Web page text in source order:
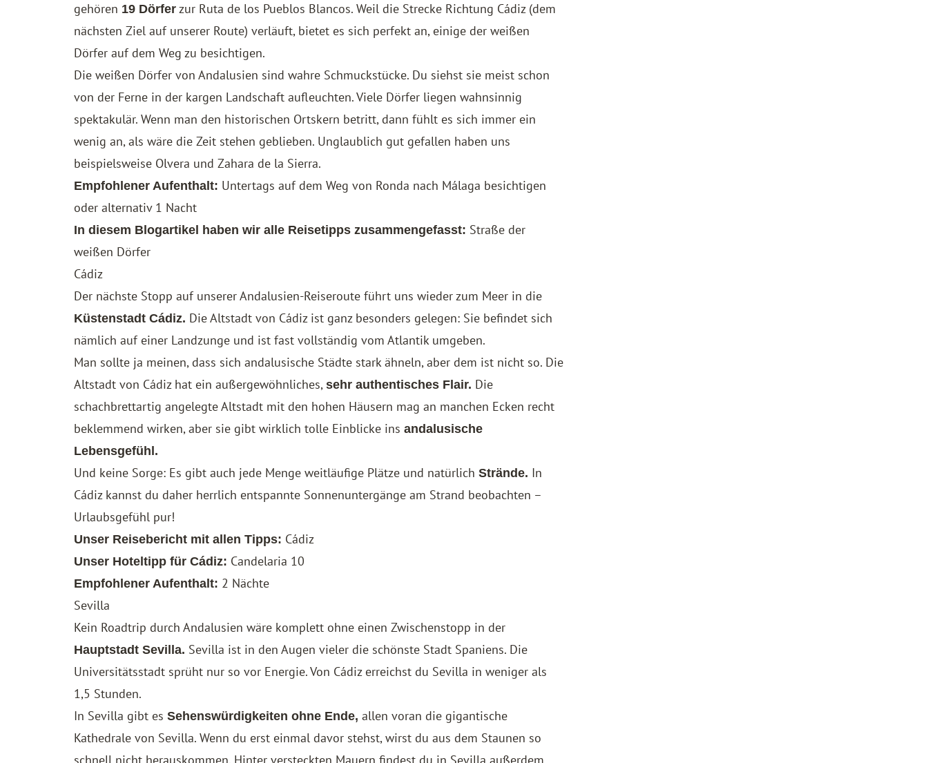
gehören 19 Dörfer zur Ruta de los Pueblos Blancos. Weil die Strecke Richtung Cádiz (dem
nächsten Ziel auf unserer Route) verläuft, bietet es sich perfekt an, einige der weißen
Dörfer auf dem Weg zu besichtigen.
Die weißen Dörfer von Andalusien sind wahre Schmuckstücke. Du siehst sie meist schon
von der Ferne in der kargen Landschaft aufleuchten. Viele Dörfer liegen wahnsinnig
spektakulär. Wenn man den historischen Ortskern betritt, dann fühlt es sich immer ein
wenig an, als wäre die Zeit stehen geblieben. Unglaublich gut gefallen haben uns
beispielsweise Olvera und Zahara de la Sierra.
Empfohlener Aufenthalt: Untertags auf dem Weg von Ronda nach Málaga besichtigen
oder alternativ 1 Nacht
In diesem Blogartikel haben wir alle Reisetipps zusammengefasst: Straße der
weißen Dörfer
Cádiz
Der nächste Stopp auf unserer Andalusien-Reiseroute führt uns wieder zum Meer in die
Küstenstadt Cádiz. Die Altstadt von Cádiz ist ganz besonders gelegen: Sie befindet sich
nämlich auf einer Landzunge und ist fast vollständig vom Atlantik umgeben.
Man sollte ja meinen, dass sich andalusische Städte stark ähneln, aber dem ist nicht so. Die
Altstadt von Cádiz hat ein außergewöhnliches,sehr authentisches Flair. Die
schachbrettartig angelegte Altstadt mit den hohen Häusern mag an manchen Ecken recht
beklemmend wirken, aber sie gibt wirklich tolle Einblicke insandalusische
Lebensgefühl.
Und keine Sorge: Es gibt auch jede Menge weitläufige Plätze und natürlichStrände. In
Cádiz kannst du daher herrlich entspannte Sonnenuntergänge am Strand beobachten –
Urlaubsgefühl pur!
Unser Reisebericht mit allen Tipps: Cádiz
Unser Hoteltipp für Cádiz: Candelaria 10
Empfohlener Aufenthalt: 2 Nächte
Sevilla
Kein Roadtrip durch Andalusien wäre komplett ohne einen Zwischenstopp in der
Hauptstadt Sevilla. Sevilla ist in den Augen vieler die schönste Stadt Spaniens. Die
Universitätsstadt sprüht nur so vor Energie. Von Cádiz erreichst du Sevilla in weniger als
1,5 Stunden.
In Sevilla gibt esSehenswürdigkeiten ohne Ende, allen voran die gigantische
Kathedrale von Sevilla. Wenn du erst einmal davor stehst, wirst du aus dem Staunen so